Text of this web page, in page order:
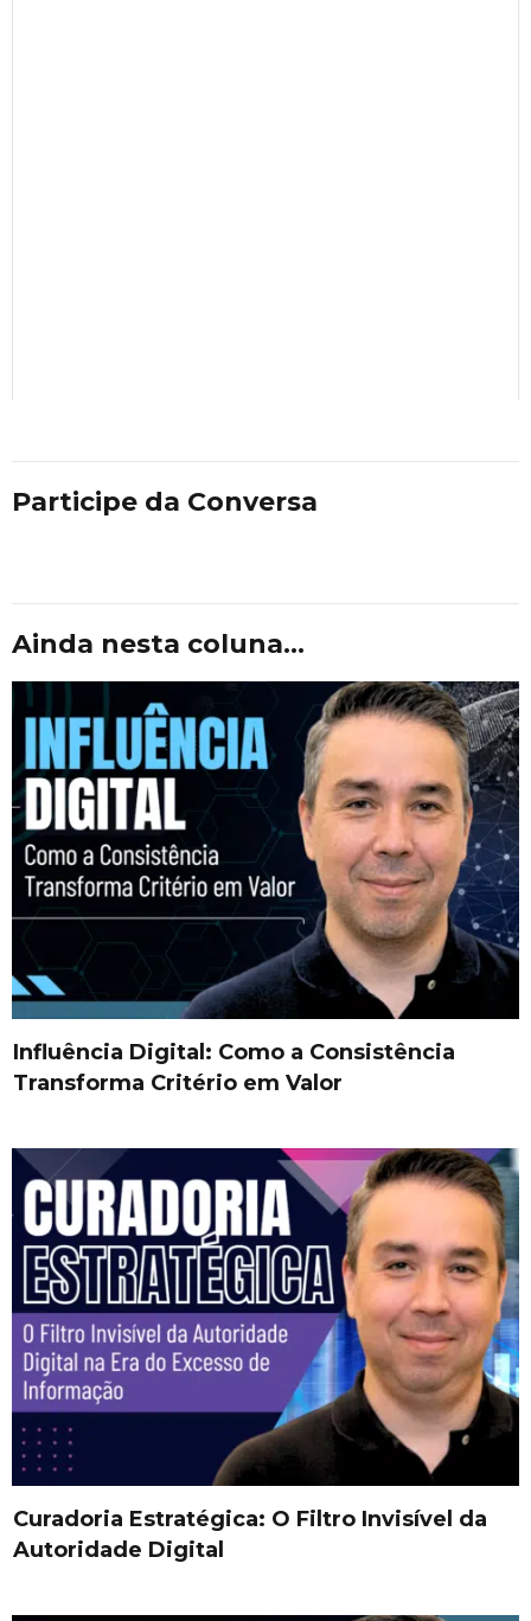
Participe da Conversa
Ainda nesta coluna...
Influência Digital: Como a Consistência
Transforma Critério em Valor
Curadoria Estratégica: O Filtro Invisível da
Autoridade Digital